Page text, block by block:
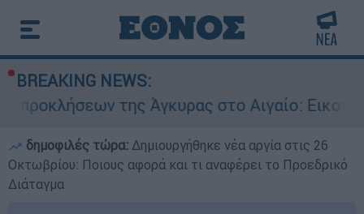
BREAKING NEWS:
Άγκυρας στο Αιγαίο: Εικονική αερομαχία
δημοφιλές τώρα: Δημιουργήθηκε νέα αργία στις 26
Οκτωβρίου: Ποιους αφορά και τι αναφέρει το Προεδρικό
Διάταγμα